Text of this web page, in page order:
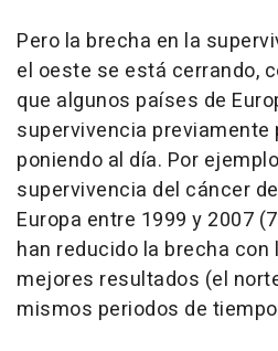
Pero la brecha en la
el oeste se está cerrando,
que algunos países de
supervivencia previamente
poniendo al día. Por
supervivencia del cáncer
Europa entre 1999 y 2007
han reducido la brecha
mejores resultados (el
mismos periodos de